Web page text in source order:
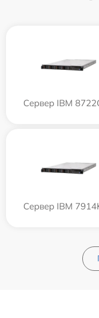
Сервер IBM
Сервер IBM